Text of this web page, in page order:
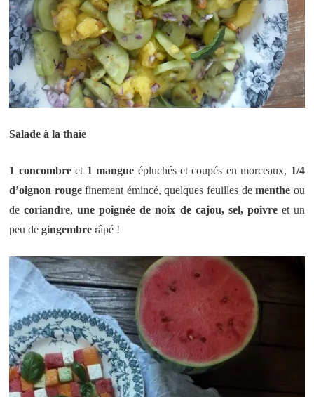
Salade à la thaïe
1 concombreet 1 mangue épluchés et coupés en morceaux, 1/4
d’oignon rougefinement émincé, quelques feuilles dementhe ou
decoriandre,une poignée de noix de cajou, sel, poivreet un
peu degingembre râpé !